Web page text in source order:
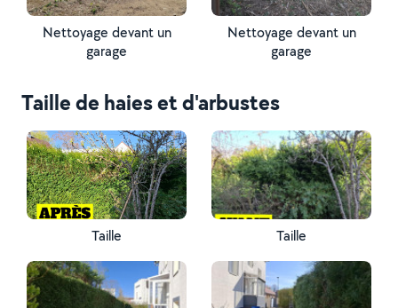
Nettoyage devant un
garage
Nettoyage devant un
garage
Taille de haies et d'arbustes
Taille Taille